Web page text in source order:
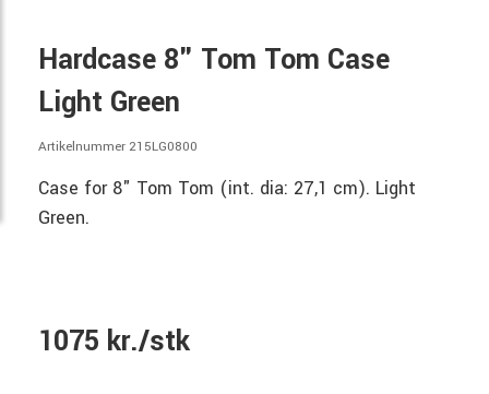
Hardcase 8" Tom Tom Case
Light Green
Artikelnummer 215LG0800
Case for 8" Tom Tom (int. dia: 27,1 cm). Light
Green.
1075 kr./stk